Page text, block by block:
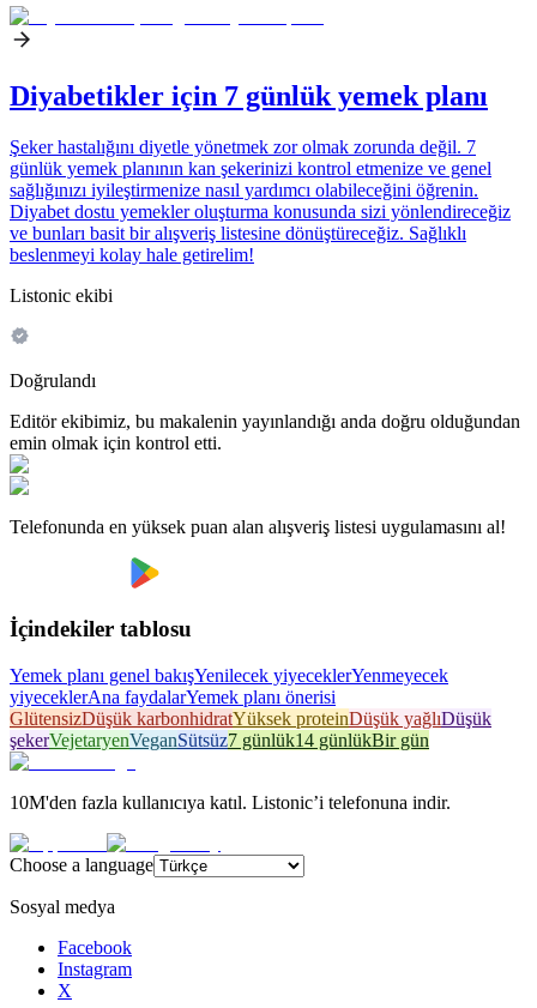
Diyabetikler için 7 günlük yemek planı
Şeker hastalığını diyetle yönetmek zor olmak zorunda değil. 7
günlük yemek planının kan şekerinizi kontrol etmenize ve genel
sağlığınızı iyileştirmenize nasıl yardımcı olabileceğini öğrenin.
Diyabet dostu yemekler oluşturma konusunda sizi yönlendireceğiz
ve bunları basit bir alışveriş listesine dönüştüreceğiz. Sağlıklı
beslenmeyi kolay hale getirelim!
Listonic ekibi
Doğrulandı
Editör ekibimiz, bu makalenin yayınlandığı anda doğru olduğundan
emin olmak için kontrol etti.
Telefonunda en yüksek puan alan alışveriş listesi uygulamasını al!
İçindekiler tablosu
Yemek planı genel bakışYenilecek yiyeceklerYenmeyecek
yiyeceklerAna faydalarYemek planı önerisi
GlütensizDüşük karbonhidratYüksek proteinDüşük yağlıDüşük
şekerVejetaryenVeganSütsüz7 günlük14 günlükBir gün
10M'den fazla kullanıcıya katıl. Listonic’i telefonuna indir.
Choose a language
Sosyal medya
Facebook
Instagram
X